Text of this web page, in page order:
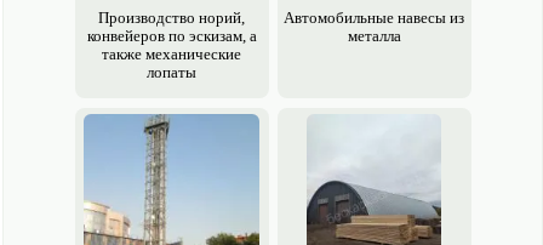
Производство норий,
конвейеров по эскизам, а
также механические
лопаты
Авто­мобильные навесы из
металла